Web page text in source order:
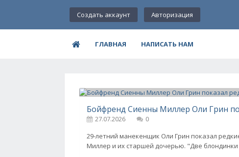
Создать аккаунт Авторизация
ГЛАВНАЯ НАПИСАТЬ НАМ
27.07.2026
0
29-летний манекенщик Оли Грин показал
Миллер и их старшей дочерью. "Две